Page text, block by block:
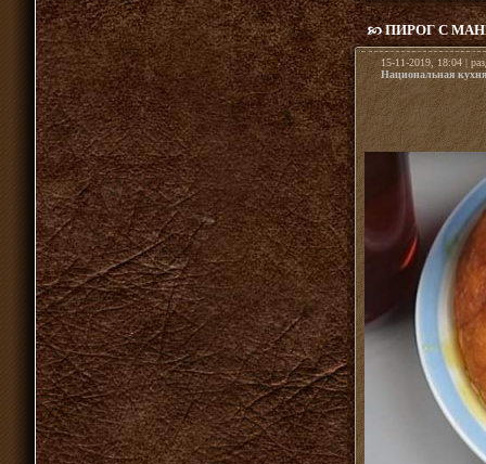
ПИРОГ С
15-11-2019, 18:04 |
Национальная кухня